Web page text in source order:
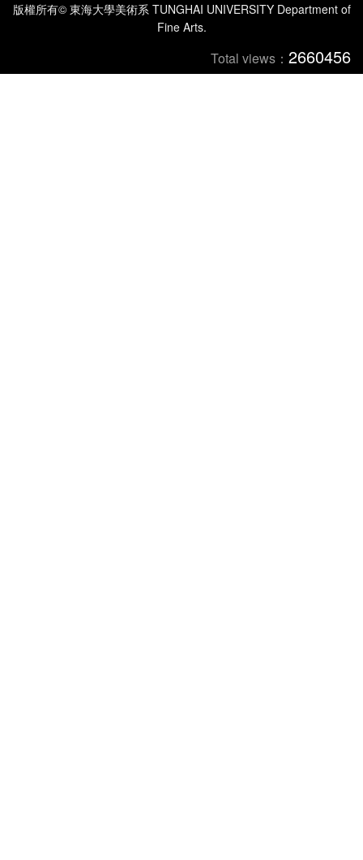
版權所有© 東海大學美術系 TUNGHAI UNIVERSITY Department of
Fine Arts.
Total views： 2660456